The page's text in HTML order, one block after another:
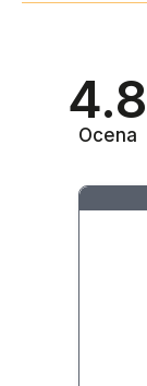
4.8
Ocena